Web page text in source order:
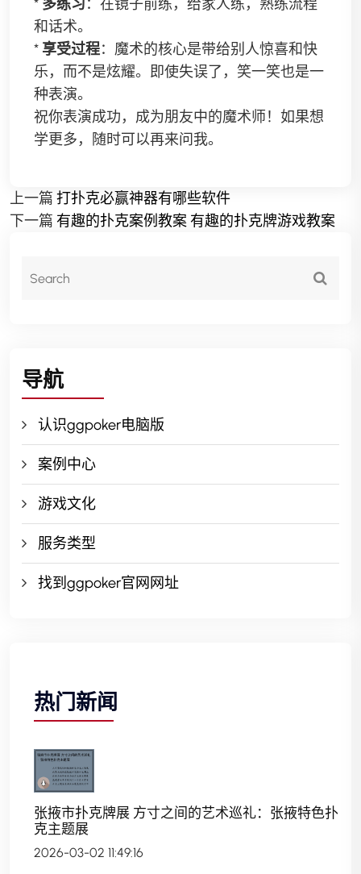
* 多练习：在镜子前练，给家人练，熟练流程
和话术。
* 享受过程：魔术的核心是带给别人惊喜和快
乐，而不是炫耀。即使失误了，笑一笑也是一
种表演。
祝你表演成功，成为朋友中的魔术师！如果想
学更多，随时可以再来问我。
上一篇 打扑克必赢神器有哪些软件
下一篇 有趣的扑克案例教案 有趣的扑克牌游戏教案
导航
认识ggpoker电脑版
案例中心
游戏文化
服务类型
找到ggpoker官网网址
热门新闻
张掖市扑克牌展 方寸之间的艺术巡礼：张掖特色扑
克主题展
2026-03-02 11:49:16